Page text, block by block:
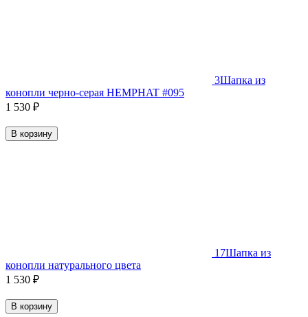
3Шапка из
конопли черно-серая HEMPHAT #095
1 530 ₽
В корзину
17Шапка из
конопли натурального цвета
1 530 ₽
В корзину